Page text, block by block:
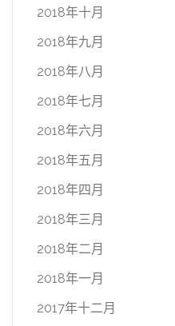
2018年十月
2018年九月
2018年八月
2018年七月
2018年六月
2018年五月
2018年四月
2018年三月
2018年二月
2018年一月
2017年十二月